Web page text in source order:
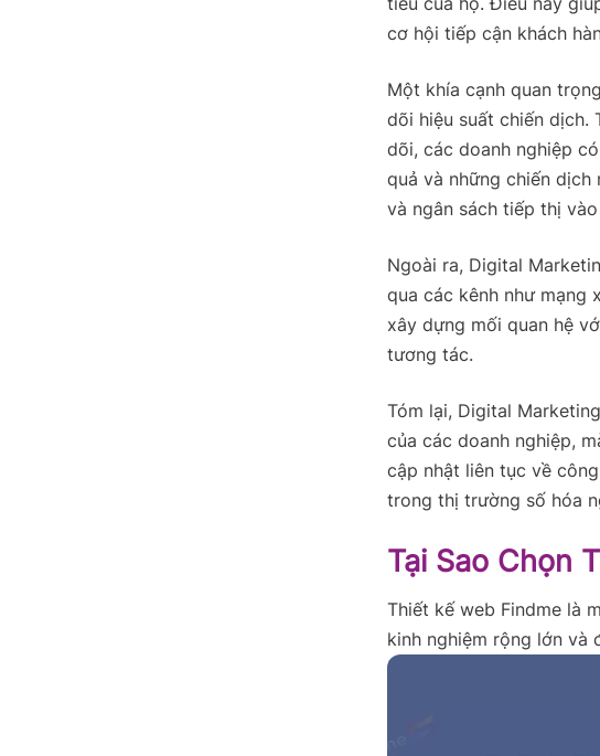
cơ hội tiếp cận khách
Một khía cạnh quan
dõi hiệu suất chiến dịch.
dõi, các doanh nghiệp
quả và những chiến
và ngân sách tiếp thị
Ngoài ra, Digital
qua các kênh như mạng
xây dựng mối quan hệ
tương tác.
Tóm lại, Digital
của các doanh nghiệp,
cập nhật liên tục về
trong thị trường số hóa
Tại Sao Chọn
Thiết kế web Findme là
kinh nghiệm rộng lớn và